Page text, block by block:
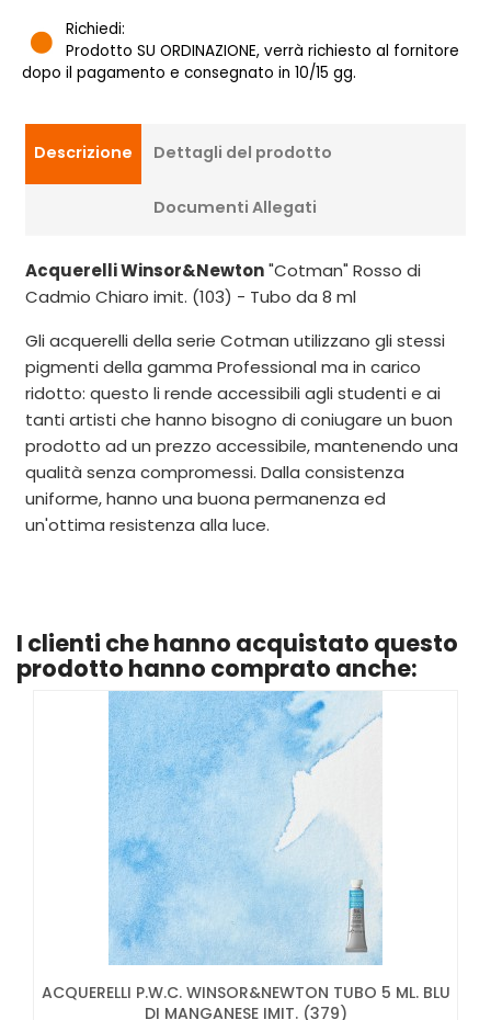
Richiedi:
Prodotto SU ORDINAZIONE, verrà richiesto al fornitore
dopo il pagamento e consegnato in 10/15 gg.
Descrizione Dettagli del prodotto
Documenti Allegati
Acquerelli Winsor&Newton"Cotman" Rosso di
Cadmio Chiaro imit. (103) - Tubo da 8 ml
Gli acquerelli della serie Cotman utilizzano gli stessi
pigmenti della gamma Professional ma in carico
ridotto: questo li rende accessibili agli studenti e ai
tanti artisti che hanno bisogno di coniugare un buon
prodotto ad un prezzo accessibile, mantenendo una
qualità senza compromessi. Dalla consistenza
uniforme, hanno una buona permanenza ed
un'ottima resistenza alla luce.
I clienti che hanno acquistato questo
prodotto hanno comprato anche:
ACQUERELLI P.W.C. WINSOR&NEWTON TUBO 5 ML. BLU
DI MANGANESE IMIT. (379)